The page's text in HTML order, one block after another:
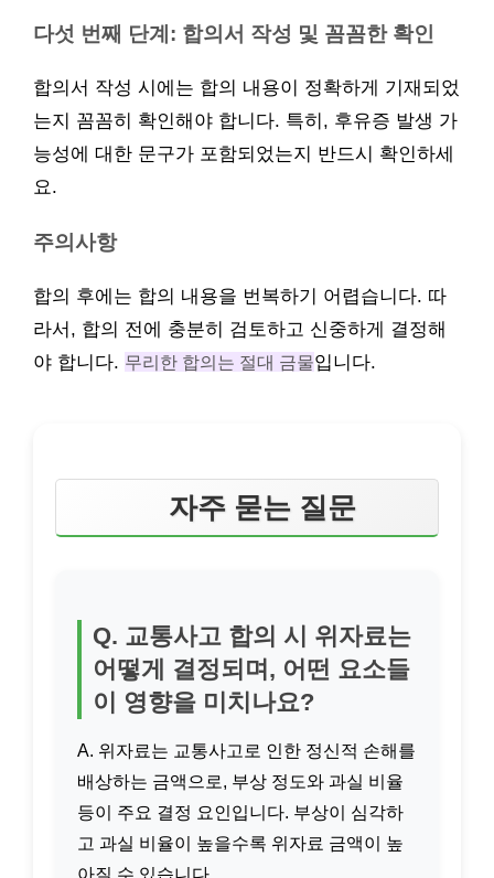
다섯 번째 단계: 합의서 작성 및 꼼꼼한 확인
합의서 작성 시에는 합의 내용이 정확하게 기재되었
는지 꼼꼼히 확인해야 합니다. 특히, 후유증 발생 가
능성에 대한 문구가 포함되었는지 반드시 확인하세
요.
주의사항
합의 후에는 합의 내용을 번복하기 어렵습니다. 따
라서, 합의 전에 충분히 검토하고 신중하게 결정해
야 합니다. 무리한 합의는 절대 금물입니다.
자주 묻는 질문
Q. 교통사고 합의 시 위자료는
어떻게 결정되며, 어떤 요소들
이 영향을 미치나요?
A. 위자료는 교통사고로 인한 정신적 손해를
배상하는 금액으로, 부상 정도와 과실 비율
등이 주요 결정 요인입니다. 부상이 심각하
고 과실 비율이 높을수록 위자료 금액이 높
아질 수 있습니다.